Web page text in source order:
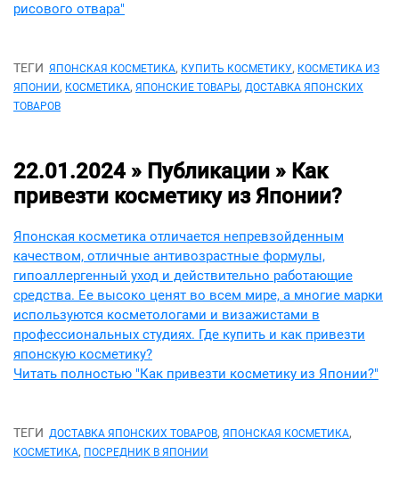
рисового отвара"
ТЕГИ ЯПОНСКАЯ КОСМЕТИКА, КУПИТЬ КОСМЕТИКУ, КОСМЕТИКА ИЗ
ЯПОНИИ , КОСМЕТИКА, ЯПОНСКИЕ ТОВАРЫ , ДОСТАВКА ЯПОНСКИХ
ТОВАРОВ
22.01.2024 » Публикации » Как
привезти косметику из Японии?
Японская косметика отличается непревзойденным
качеством, отличные антивозрастные формулы,
гипоаллергенный уход и действительно работающие
средства. Ее высоко ценят во всем мире, а многие марки
используются косметологами и визажистами в
профессиональных студиях. Где купить и как привезти
японскую косметику?
Читать полностью "Как привезти косметику из Японии?"
ТЕГИ ДОСТАВКА ЯПОНСКИХ ТОВАРОВ, ЯПОНСКАЯ КОСМЕТИКА,
КОСМЕТИКА, ПОСРЕДНИК В ЯПОНИИ